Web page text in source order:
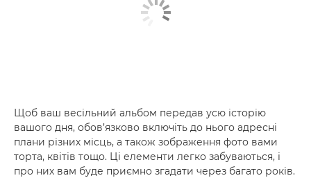
Щоб ваш весільний альбом передав усю історію
вашого дня, обов’язково включіть до нього адресні
плани різних місць, а також зображення фото вами
торта, квітів тощо. Ці елементи легко забуваються, і
про них вам буде приємно згадати через багато років.